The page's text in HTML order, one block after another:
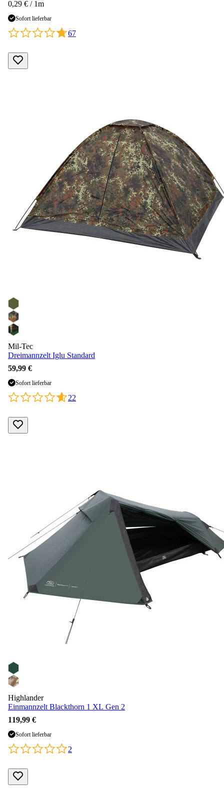
0,29 € / 1m
Sofort lieferbar
67
Mil-Tec
Dreimannzelt Iglu Standard
59,99 €
Sofort lieferbar
22
Highlander
Einmannzelt Blackthorn 1 XL Gen 2
119,99 €
Sofort lieferbar
2